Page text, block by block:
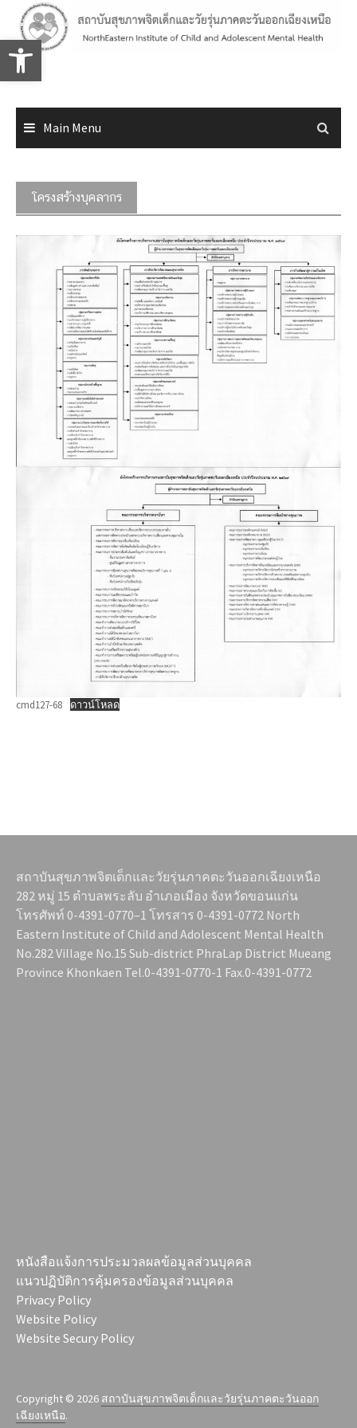
Open toolbar
content
Main Menu
โครงสร้างบุคลากร
cmd127-68 ดาวน์โหลด
สถาบันสุขภาพจิตเด็กและวัยรุ่นภาคตะวันออกเฉียงเหนือ
282 หมู่ 15 ตำบลพระลับ อำเภอเมือง จังหวัดขอนแก่น
โทรศัพท์ 0-4391-0770–1 โทรสาร 0-4391-0772 North
Eastern Institute of Child and Adolescent Mental Health
No.282 Village No.15 Sub-district PhraLap District Mueang
Province Khonkaen Tel.0-4391-0770-1 Fax.0-4391-0772
หนังสือแจ้งการประมวลผลข้อมูลส่วนบุคคล
แนวปฏิบัติการคุ้มครองข้อมูลส่วนบุคคล
Privacy Policy
Website Policy
Website Secury Policy
Copyright © 2026 สถาบันสุขภาพจิตเด็กและวัยรุ่นภาคตะวันออก
เฉียงเหนือ.